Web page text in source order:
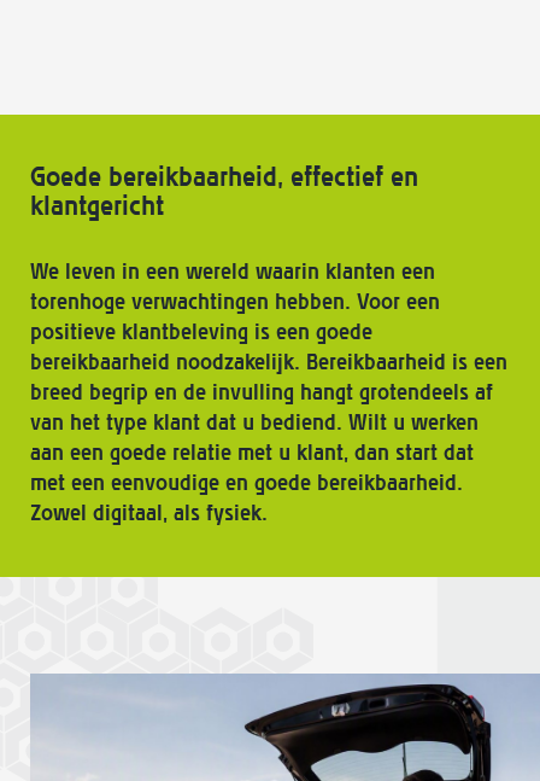
Goede bereikbaarheid, effectief en
klantgericht
We leven in een wereld waarin klanten een
torenhoge verwachtingen hebben. Voor een
positieve klantbeleving is een goede
bereikbaarheid noodzakelijk. Bereikbaarheid is een
breed begrip en de invulling hangt grotendeels af
van het type klant dat u bediend. Wilt u werken
aan een goede relatie met u klant, dan start dat
met een eenvoudige en goede bereikbaarheid.
Zowel digitaal, als fysiek.